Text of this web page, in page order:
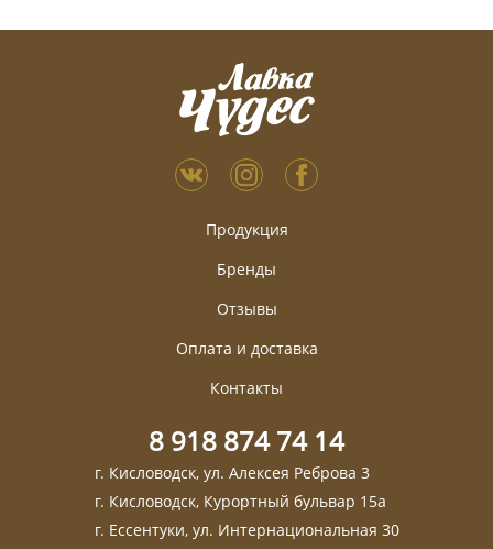
Продукция
Бренды
Отзывы
Оплата и доставка
Контакты
8 918 874 74 14
г. Кисловодск, ул. Алексея Реброва 3
г. Кисловодск, Курортный бульвар 15а
г. Ессентуки, ул. Интернациональная 30